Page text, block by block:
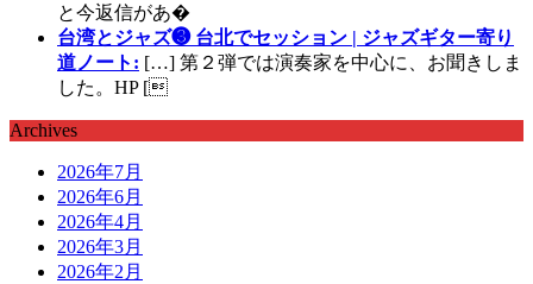
と今返信があ�
台湾とジャズ❸ 台北でセッション | ジャズギター寄り
道ノート: […] 第２弾では演奏家を中心に、お聞きしま
した。HP [
Archives
2026年7月
2026年6月
2026年4月
2026年3月
2026年2月